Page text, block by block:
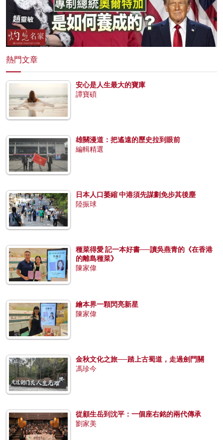
熱門文章
安心是人生最大的寶庫
譚寶碩
雄關漫道：把遙遠的歷史拉到眼前
編輯精選
日本人口萎縮 中港須先謀劃免步其後塵
陸振球
種菜得愛 記一本好書──讀吳燕青的《在香港
的離島種菜》
陳家偉
繪本界一顆閃亮新星
陳家偉
金秋文化之旅──踏上古蜀道，走過劍門關
馮珍今
從顧生岳到沈平：一個座右銘的兩代傳承
劉家美